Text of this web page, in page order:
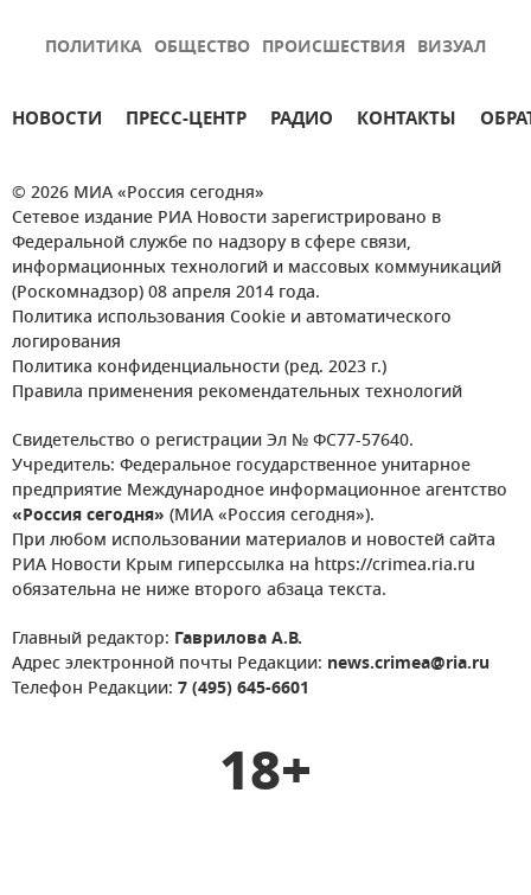
ПОЛИТИКА ОБЩЕСТВО ПРОИСШЕСТВИЯ ВИЗУАЛ
НОВОСТИ ПРЕСС-ЦЕНТР РАДИО КОНТАКТЫ
© 2026 МИА «Россия сегодня»
Сетевое издание РИА Новости зарегистрировано в
Федеральной службе по надзору в сфере связи,
информационных технологий и массовых коммуникаций
(Роскомнадзор) 08 апреля 2014 года.
Политика использования Cookie и автоматического
логирования
Политика конфиденциальности (ред. 2023 г.)
Правила применения рекомендательных технологий
Свидетельство о регистрации Эл № ФС77-57640.
Учредитель: Федеральное государственное унитарное
предприятие Международное информационное агентство
«Россия сегодня» (МИА «Россия сегодня»).
При любом использовании материалов и новостей сайта
РИА Новости Крым гиперссылка на https://crimea.ria.ru
обязательна не ниже второго абзаца текста.
Главный редактор: Гаврилова А.В.
Адрес электронной почты Редакции: news.crimea@ria.ru
Телефон Редакции: 7 (495) 645-6601
18+